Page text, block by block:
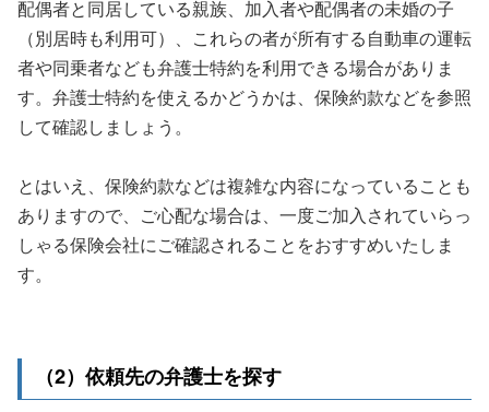
配偶者と同居している親族、加入者や配偶者の未婚の子
（別居時も利用可）、これらの者が所有する自動車の運転
者や同乗者なども弁護士特約を利用できる場合がありま
す。弁護士特約を使えるかどうかは、保険約款などを参照
して確認しましょう。
とはいえ、保険約款などは複雑な内容になっていることも
ありますので、ご心配な場合は、一度ご加入されていらっ
しゃる保険会社にご確認されることをおすすめいたしま
す。
（2）依頼先の弁護士を探す